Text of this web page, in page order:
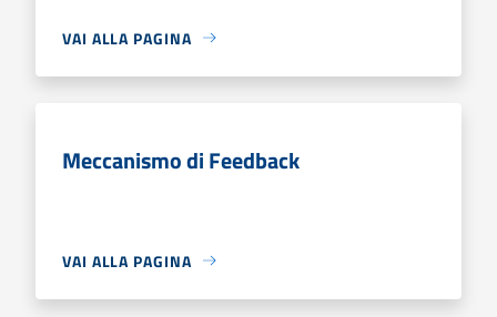
VAI ALLA PAGINA
Meccanismo di Feedback
VAI ALLA PAGINA